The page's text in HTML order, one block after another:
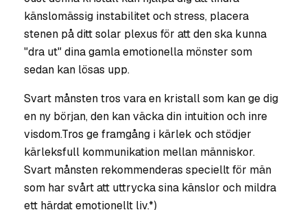
känslomässig instabilitet och stress, placera
stenen på ditt solar plexus för att den ska kunna
"dra ut" dina gamla emotionella mönster som
sedan kan lösas upp.
Svart månsten tros vara en kristall som kan ge dig
en ny början, den kan väcka din intuition och inre
visdom.Tros ge framgång i kärlek och stödjer
kärleksfull kommunikation mellan människor.
Svart månsten rekommenderas speciellt för män
som har svårt att uttrycka sina känslor och mildra
ett härdat emotionellt liv.*)